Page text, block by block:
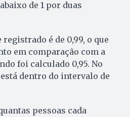
de 1 por duas
é de 0,99, o que
em comparação com a
foi calculado 0,95. No
dentro do intervalo de
pessoas cada